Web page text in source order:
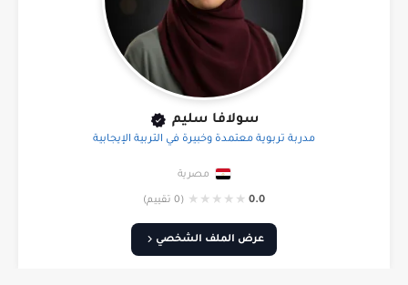
سولافا سليم
مدربة تربوية معتمدة وخبيرة في التربية الإيجابية
مصرية
0.0
★
★
★
★
★ (0 تقييم)
عرض الملف الشخصي